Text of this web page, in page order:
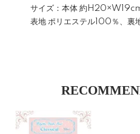
サイズ：本体 約
表地 ポリエステル100％、裏